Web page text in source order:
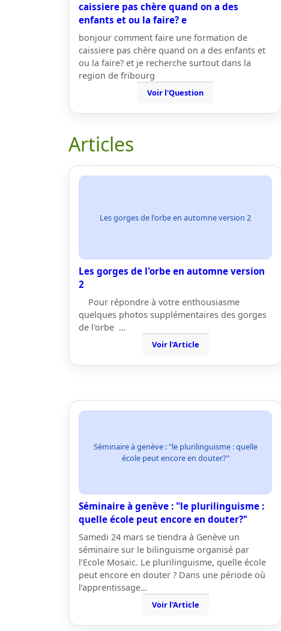
caissiere pas chère quand on a des
enfants et ou la faire? e
bonjour comment faire une formation de
caissiere pas chère quand on a des enfants et
ou la faire? et je recherche surtout dans la
region de fribourg
Voir l'Question
Articles
Les gorges de l'orbe en automne version 2
Les gorges de l'orbe en automne version
2
Pour répondre à votre enthousiasme
quelques photos supplémentaires des gorges
de l'orbe …
Voir l'Article
Séminaire à genève : "le plurilinguisme : quelle
école peut encore en douter?"
Séminaire à genève : "le plurilinguisme :
quelle école peut encore en douter?"
Samedi 24 mars se tiendra à Genève un
séminaire sur le bilinguisme organisé par
l’Ecole Mosaic. Le plurilinguisme, quelle école
peut encore en douter ? Dans une période où
l’apprentissage…
Voir l'Article